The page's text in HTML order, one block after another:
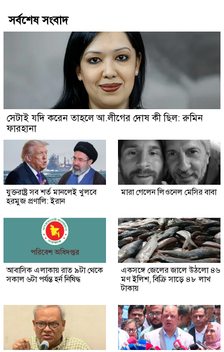
সর্বশেষ সংবাদ
সেটাই যদি করেন তাহলে আ.লীগের দোষ কী ছিল: রুমিন
ফারহানা
যুক্তরাষ্ট্র সব শর্ত মানলেই খুলবে
হরমুজ প্রণালি: ইরান
মারা গেলেন লিওনেল মেসির বাবা
আবাসিক এলাকায় রাত ৯টা থেকে
সকাল ৬টা পর্যন্ত হর্ন নিষিদ্ধ
একসঙ্গে জেলের জালে উঠলো ৪৬
মণ ইলিশ, বিক্রি সাড়ে ৪৮ লাখ
টাকায়